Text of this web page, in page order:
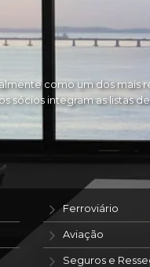
como um dos mais
sócios integram as listas
Ferroviário
Aviação
Seguros e